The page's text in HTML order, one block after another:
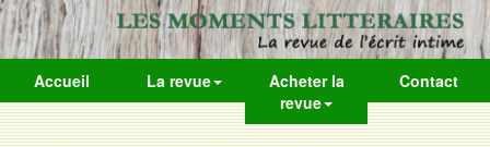
Accueil La revue
Acheter la
revue
Contact